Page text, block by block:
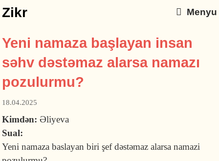
Zikr Menyu
Yeni namaza başlayan insan
səhv dəstəmaz alarsa namazı
pozulurmu?
18.04.2025
Kimdən:Əliyeva
Sual:
Yeni namaza baslayan biri şef dəstəmaz alarsa namazi